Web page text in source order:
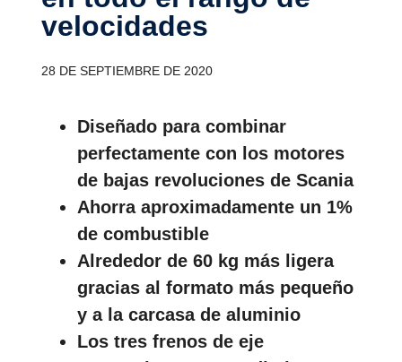
veloci­dades
28 DE SEPTIEMBRE DE 2020
Diseñado para combinar
perfectamente con los motores
de bajas revoluciones de Scania
Ahorra aproximadamente un 1%
de combustible
Alrededor de 60 kg más ligera
gracias al formato más pequeño
y a la carcasa de aluminio
Los tres frenos de eje